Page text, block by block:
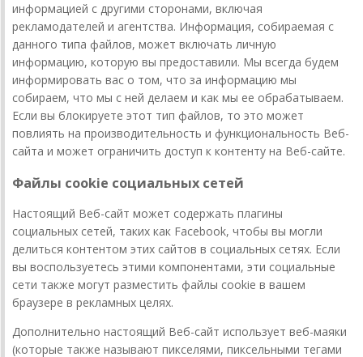
информацией с другими сторонами, включая
рекламодателей и агентства. Информация, собираемая с
данного типа файлов, может включать личную
информацию, которую вы предоставили. Мы всегда будем
информировать вас о том, что за информацию мы
собираем, что мы с ней делаем и как мы ее обрабатываем.
Если вы блокируете этот тип файлов, то это может
повлиять на производительность и функциональность Веб-
сайта и может ограничить доступ к контенту на Веб-сайте.
Файлы cookie социальных сетей
Настоящий Веб-сайт может содержать плагины
социальных сетей, таких как Facebook, чтобы вы могли
делиться контентом этих сайтов в социальных сетях. Если
вы воспользуетесь этими компонентами, эти социальные
сети также могут разместить файлы cookie в вашем
браузере в рекламных целях.
Дополнительно настоящий Веб-сайт использует веб-маяки
(которые также называют пикселями, пиксельными тегами